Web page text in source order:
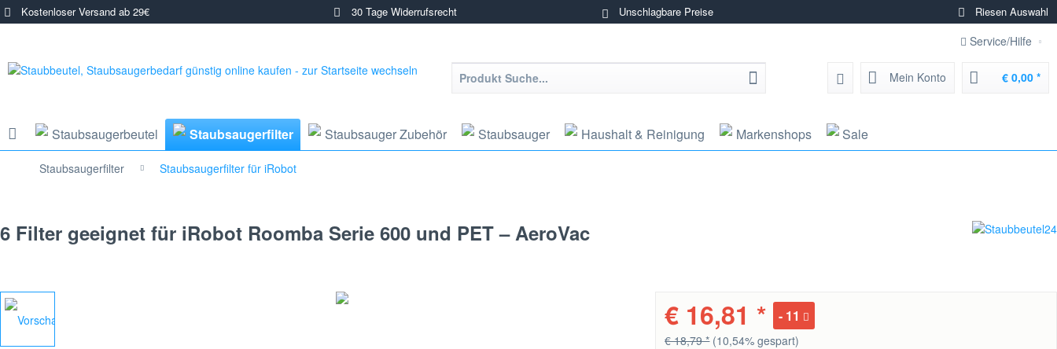
Kostenloser Versand ab 29€ 30 Tage Widerrufsrecht Unschlagbare Preise Riesen Auswahl
Service/Hilfe
Mein Konto € 0,00 *
Staubsaugerbeutel Staubsaugerfilter Staubsauger Zubehör Staubsauger Haushalt & Reinigung Markenshops Sale
Staubsaugerfilter Staubsaugerfilter für iRobot
6 Filter geeignet für iRobot Roomba Serie 600 und PET – AeroVac
€ 16,81 * 11
€ 18,79 * (10,54% gespart)